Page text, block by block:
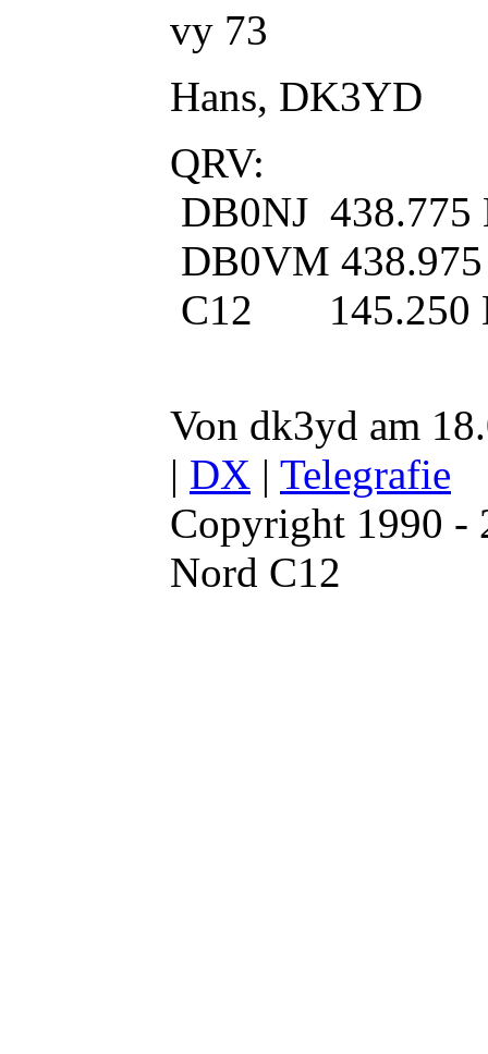
vy 73
Hans, DK3YD
QRV:
DB0NJ 438.775
DB0VM
C12 145.250
Von dk3yd am
| DX | Telegrafie
Copyright 1990 -
Nord C12